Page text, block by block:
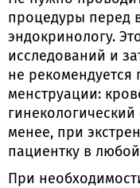
процедуры перед
эндокринологу.
исследований и
не рекомендуется
менструации:
менее, при
пациентку в
При